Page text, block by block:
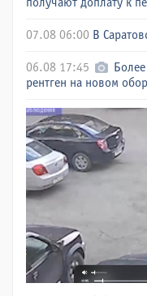
получают доплату к
07.08 06:00 В
06.08 17:45
рентген на новом